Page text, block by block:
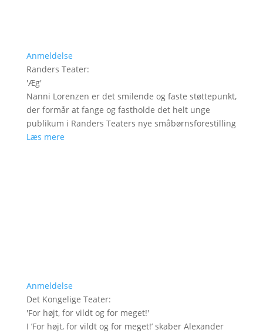
Anmeldelse
Randers Teater:
'Æg'
Nanni Lorenzen er det smilende og faste støttepunkt,
der formår at fange og fastholde det helt unge
publikum i Randers Teaters nye småbørnsforestilling
Læs mere
Anmeldelse
Det Kongelige Teater:
'For højt, for vildt og for meget!'
I ’For højt, for vildt og for meget!’ skaber Alexander